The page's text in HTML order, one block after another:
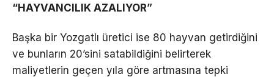
“HAYVANCILIK AZALIYOR”
Başka bir Yozgatlı üretici ise 80 hayvan getirdiğini
ve bunların 20’sini satabildiğini belirterek
maliyetlerin geçen yıla göre artmasına tepki